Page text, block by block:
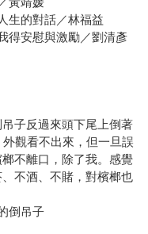
生的對話／林福益
得安慰與激勵／劉清彥
子反過來頭下尾上倒著
觀看不出來，但一旦誤
不離口，除了我。感覺
不酒、不賭，對檳榔也
倒吊子